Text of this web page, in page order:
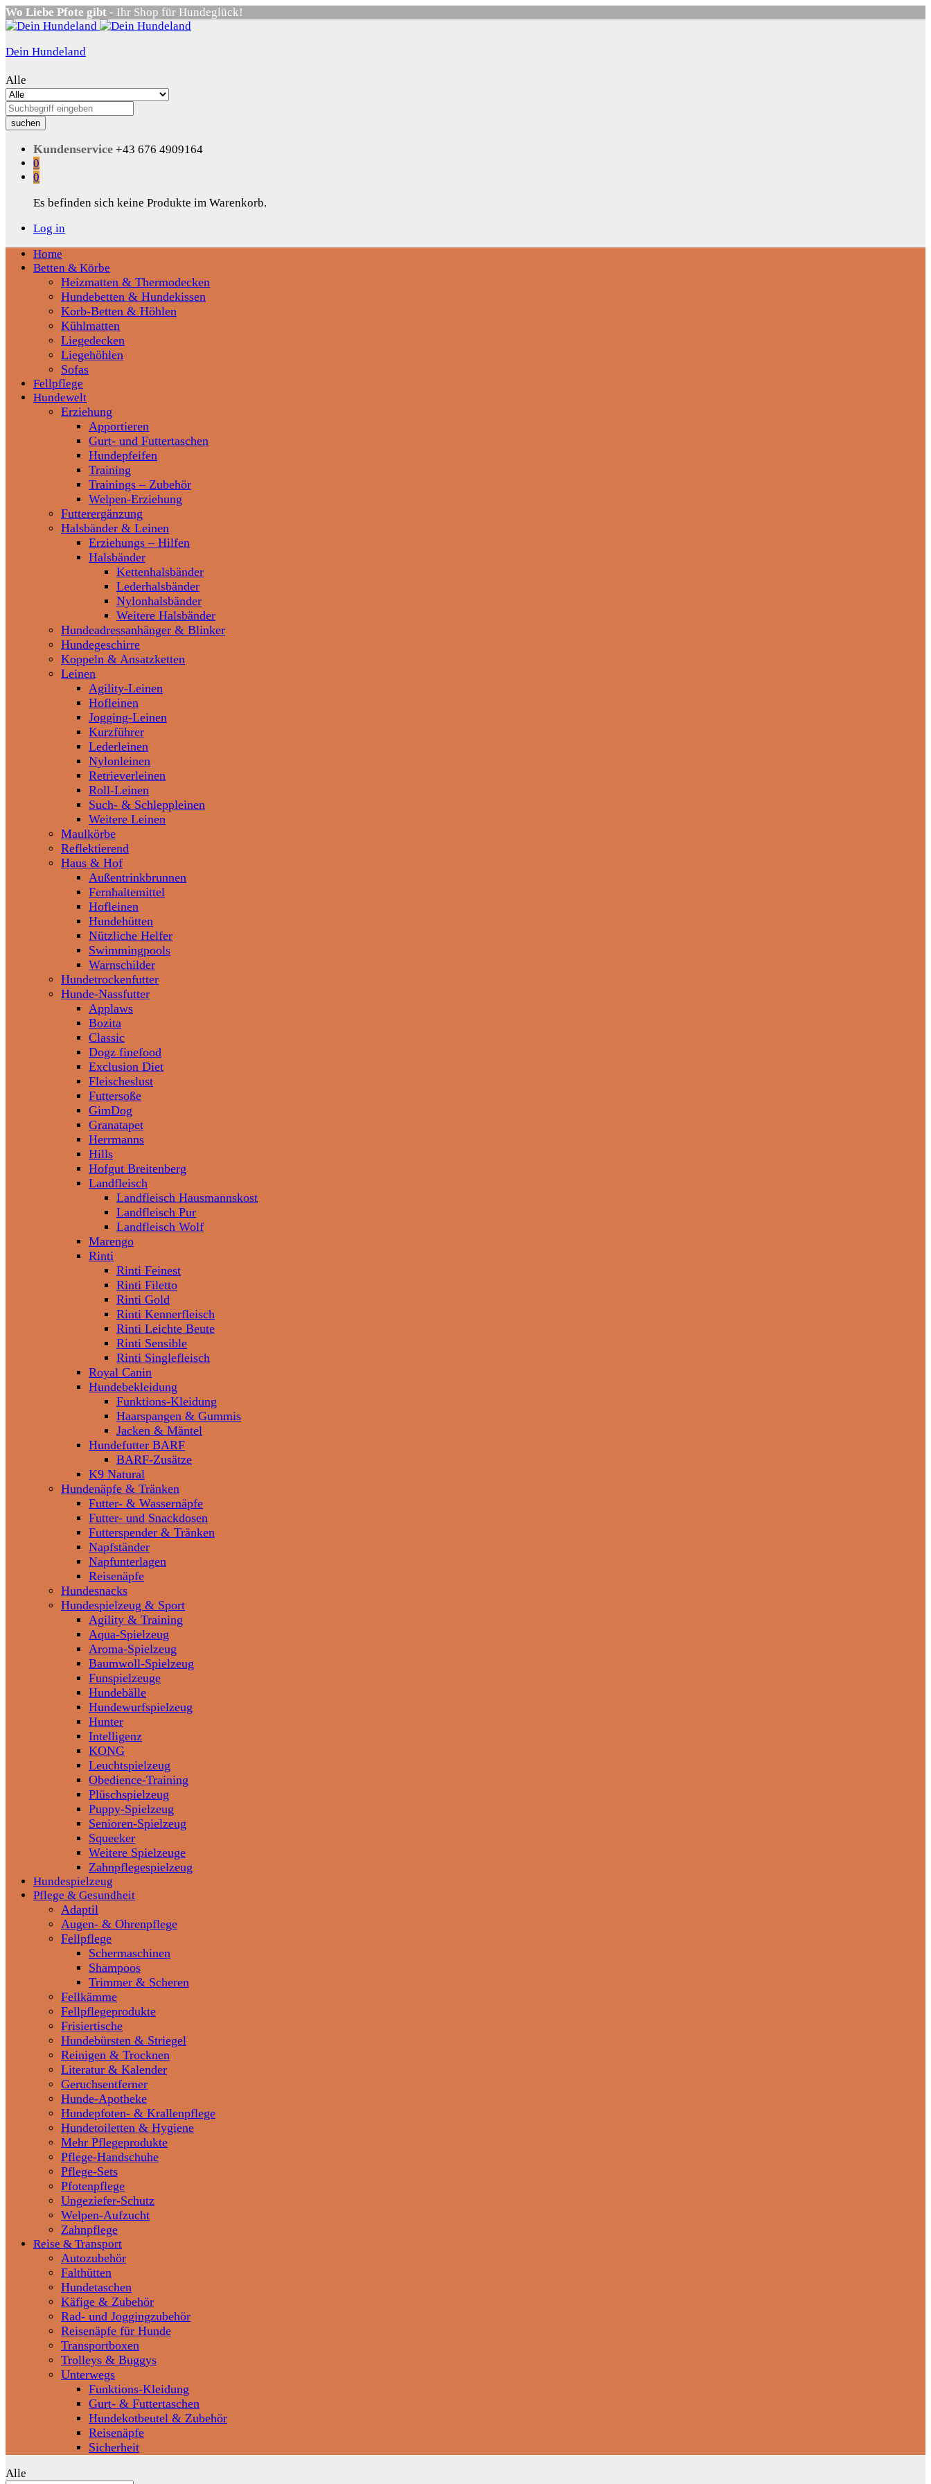
Wo Liebe Pfote gibt - Ihr Shop für Hundeglück!
Dein Hundeland
Alle
suchen
Kundenservice +43 676 4909164
0
0
Es befinden sich keine Produkte im Warenkorb.
Log in
Home
Betten & Körbe
Heizmatten & Thermodecken
Hundebetten & Hundekissen
Korb-Betten & Höhlen
Kühlmatten
Liegedecken
Liegehöhlen
Sofas
Fellpflege
Hundewelt
Erziehung
Apportieren
Gurt- und Futtertaschen
Hundepfeifen
Training
Trainings – Zubehör
Welpen-Erziehung
Futterergänzung
Halsbänder & Leinen
Erziehungs – Hilfen
Halsbänder
Kettenhalsbänder
Lederhalsbänder
Nylonhalsbänder
Weitere Halsbänder
Hundeadressanhänger & Blinker
Hundegeschirre
Koppeln & Ansatzketten
Leinen
Agility-Leinen
Hofleinen
Jogging-Leinen
Kurzführer
Lederleinen
Nylonleinen
Retrieverleinen
Roll-Leinen
Such- & Schleppleinen
Weitere Leinen
Maulkörbe
Reflektierend
Haus & Hof
Außentrinkbrunnen
Fernhaltemittel
Hofleinen
Hundehütten
Nützliche Helfer
Swimmingpools
Warnschilder
Hundetrockenfutter
Hunde-Nassfutter
Applaws
Bozita
Classic
Dogz finefood
Exclusion Diet
Fleischeslust
Futtersoße
GimDog
Granatapet
Herrmanns
Hills
Hofgut Breitenberg
Landfleisch
Landfleisch Hausmannskost
Landfleisch Pur
Landfleisch Wolf
Marengo
Rinti
Rinti Feinest
Rinti Filetto
Rinti Gold
Rinti Kennerfleisch
Rinti Leichte Beute
Rinti Sensible
Rinti Singlefleisch
Royal Canin
Hundebekleidung
Funktions-Kleidung
Haarspangen & Gummis
Jacken & Mäntel
Hundefutter BARF
BARF-Zusätze
K9 Natural
Hundenäpfe & Tränken
Futter- & Wassernäpfe
Futter- und Snackdosen
Futterspender & Tränken
Napfständer
Napfunterlagen
Reisenäpfe
Hundesnacks
Hundespielzeug & Sport
Agility & Training
Aqua-Spielzeug
Aroma-Spielzeug
Baumwoll-Spielzeug
Funspielzeuge
Hundebälle
Hundewurfspielzeug
Hunter
Intelligenz
KONG
Leuchtspielzeug
Obedience-Training
Plüschspielzeug
Puppy-Spielzeug
Senioren-Spielzeug
Squeeker
Weitere Spielzeuge
Zahnpflegespielzeug
Hundespielzeug
Pflege & Gesundheit
Adaptil
Augen- & Ohrenpflege
Fellpflege
Schermaschinen
Shampoos
Trimmer & Scheren
Fellkämme
Fellpflegeprodukte
Frisiertische
Hundebürsten & Striegel
Reinigen & Trocknen
Literatur & Kalender
Geruchsentferner
Hunde-Apotheke
Hundepfoten- & Krallenpflege
Hundetoiletten & Hygiene
Mehr Pflegeprodukte
Pflege-Handschuhe
Pflege-Sets
Pfotenpflege
Ungeziefer-Schutz
Welpen-Aufzucht
Zahnpflege
Reise & Transport
Autozubehör
Falthütten
Hundetaschen
Käfige & Zubehör
Rad- und Joggingzubehör
Reisenäpfe für Hunde
Transportboxen
Trolleys & Buggys
Unterwegs
Funktions-Kleidung
Gurt- & Futtertaschen
Hundekotbeutel & Zubehör
Reisenäpfe
Sicherheit
Alle